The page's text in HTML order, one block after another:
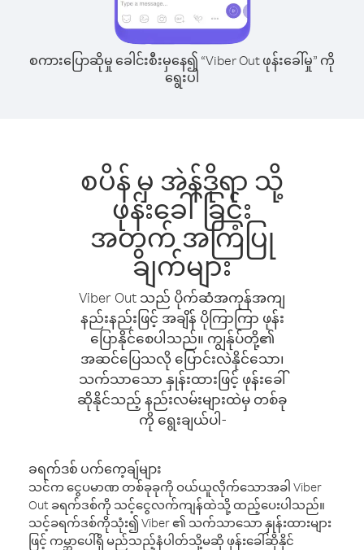
စကားပြောဆိုမှု ခေါင်းစီးမှနေ၍ “Viber Out ဖုန်းခေါ်မှု” ကို
ရွေးပါ
စပိန် မှ အဲန်ဒိုရာ သို့
ဖုန်းခေါ်ခြင်း
အတွက် အကြံပြု
ချက်များ
Viber Out သည် ပိုက်ဆံအကုန်အကျ
နည်းနည်းဖြင့် အချိန် ပိုကြာကြာ ဖုန်း
ပြောနိုင်စေပါသည်။ ကျွန်ုပ်တို့၏
အဆင်ပြေသလို ပြောင်းလဲနိုင်သော၊
သက်သာသော နှုန်းထားဖြင့် ဖုန်းခေါ်
ဆိုနိုင်သည့် နည်းလမ်းများထဲမှ တစ်ခု
ကို ရွေးချယ်ပါ-
ခရက်ဒစ် ပက်ကေ့ချ်များ
သင်က ငွေပမာဏ တစ်ခုခုကို ဝယ်ယူလိုက်သောအခါ Viber
Out ခရက်ဒစ်ကို သင့်ငွေလက်ကျန်ထဲသို့ ထည့်ပေးပါသည်။
သင့်ခရက်ဒစ်ကိုသုံး၍ Viber ၏ သက်သာသော နှုန်းထားများ
ဖြင့် ကမ္ဘာပေါ်ရှိ မည်သည့်နံပါတ်သို့မဆို ဖုန်းခေါ်ဆိုနိုင်